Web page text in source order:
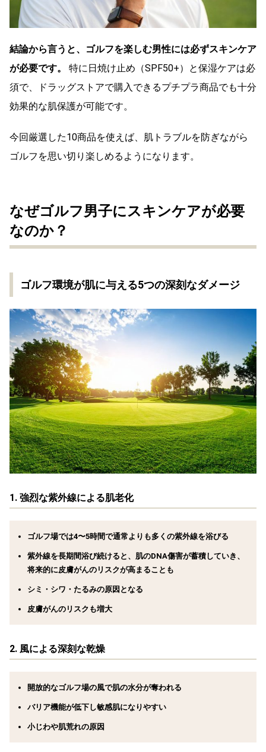
結論から言うと、ゴルフを楽しむ男性には必ずスキンケア
が必要です。
特に日焼け止め（SPF50+）と保湿ケアは必
須で、ドラッグストアで購入できるプチプラ商品でも十分
効果的な肌保護が可能です。
今回厳選した10商品を使えば、肌トラブルを防ぎながら
ゴルフを思い切り楽しめるようになります。
なぜゴルフ男子にスキンケアが必要
なのか？
ゴルフ環境が肌に与える5つの深刻なダメージ
1. 強烈な紫外線による肌老化
ゴルフ場では4〜5時間で通常よりも多くの紫外線を浴びる
紫外線を長期間浴び続けると、肌のDNA傷害が蓄積していき、
将来的に皮膚がんのリスクが高まることも
シミ・シワ・たるみの原因となる
皮膚がんのリスクも増大
2. 風による深刻な乾燥
開放的なゴルフ場の風で肌の水分が奪われる
バリア機能が低下し敏感肌になりやすい
小じわや肌荒れの原因